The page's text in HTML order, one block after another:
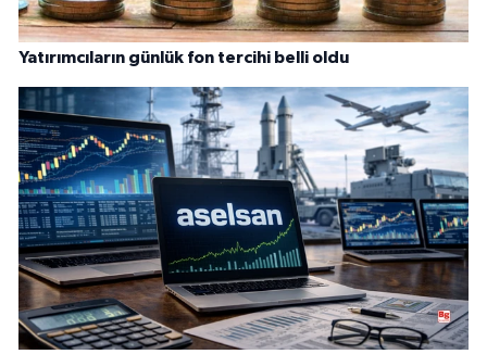
Yatırımcıların günlük fon tercihi belli oldu